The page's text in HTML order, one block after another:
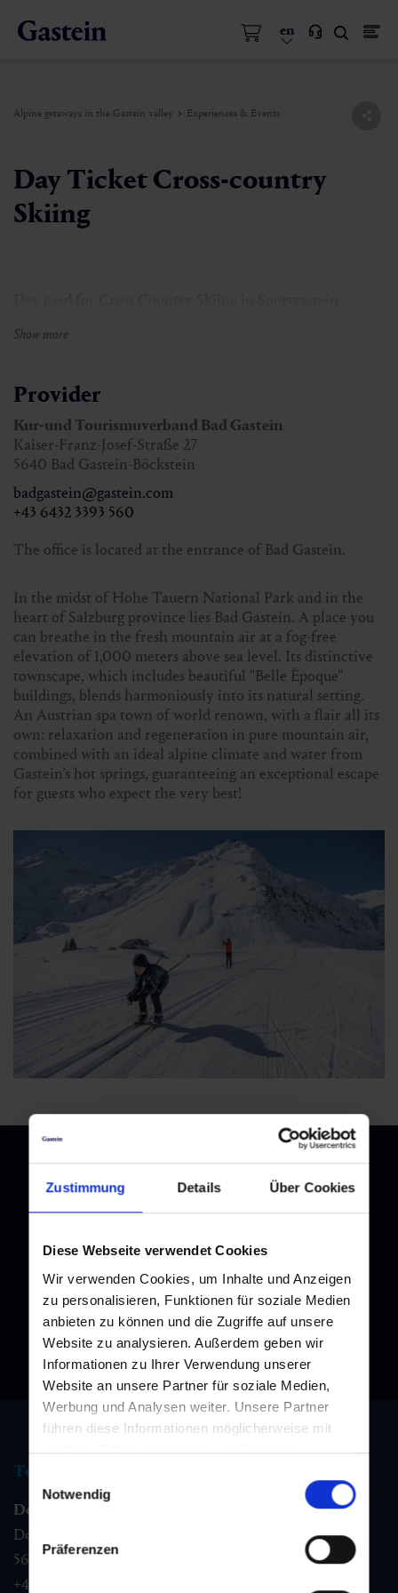
Zustimmung Details Über Cookies
Diese Webseite verwendet Cookies
Wir verwenden Cookies, um Inhalte und Anzeigen
zu personalisieren, Funktionen für soziale Medien
anbieten zu können und die Zugriffe auf unsere
Website zu analysieren. Außerdem geben wir
Informationen zu Ihrer Verwendung unserer
Website an unsere Partner für soziale Medien,
Werbung und Analysen weiter. Unsere Partner
führen diese Informationen möglicherweise mit
weiteren Daten zusammen, die Sie ihnen
Nutzung der Dienste gesammelt haben.
Einwilligungsauswahl
Notwendig
Präferenzen
en
Alpine getaways in the Gastein valley Experiences & Events
Day Ticket Cross-country
Skiing
Show more
Provider
Kur-und Tourismuverband Bad Gastein
Kaiser-Franz-Josef-Straße 27
5640 Bad Gastein-Böckstein
badgastein@gastein.com
+43 6432 3393 560
The office is located at the entrance of Bad Gastein.
In the midst of Hohe Tauern National Park and in the
heart of Salzburg province lies Bad Gastein. A place you
can breathe in the fresh mountain air at a fog-free
elevation of 1,000 meters above sea level. Its distinctive
townscape, which includes beautiful "Belle Époque"
buildings, blends harmoniously into its natural setting.
An Austrian spa town of world renown, with a flair all its
own: relaxation and regeneration in pure mountain air,
combined with an ideal alpine climate and water from
Gastein’s hot springs, guaranteeing an exceptional escape
for guests who expect the very best!
Subscribe to our newsletter and stay up to date!
Tourist information
Dorfgastein
Dorfstraße 1,
5632 Dorfgastein
+43 6432 3393 460